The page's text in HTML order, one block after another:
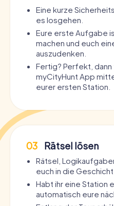
Eine kurze
es losgehen.
Eure erste Aufgabe
machen und euch
auszudenken.
Fertig? Perfekt,
myCityHunt App
eurer ersten Station.
03 Rätsel lösen
Rätsel,
euch in die
Habt ihr eine Station
automatisch eure